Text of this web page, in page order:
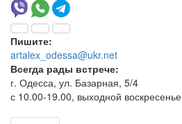
Пишите:
artalex_odessa@ukr.net
Всегда рады встрече:
г. Одесса, ул. Базарная, 5/4
с 10.00-19.00, выходной воскресенье